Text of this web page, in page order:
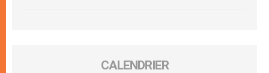
CALENDRIER